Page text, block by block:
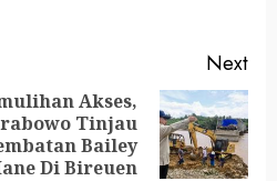
Next
Akses,
Tinjau
Bailey
Di Bireuen